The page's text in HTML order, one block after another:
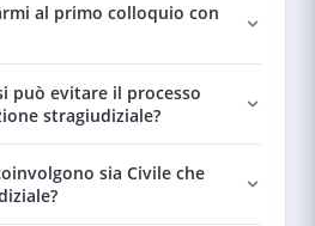
al primo colloquio con
può evitare il processo
stragiudiziale?
sia Civile che